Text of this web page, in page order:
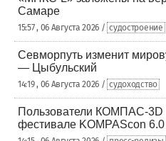
Самаре
15:57 , 06 Августа 2026 / судостроение
Севморпуть изменит
— Цыбульский
14:19 , 06 Августа 2026 / судоходство
Пользователи КОМПАС-3D
фестивале KOMPAScon